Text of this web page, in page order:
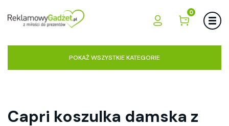
0
POKAŻ WSZYSTKIE KATEGORIE
Capri koszulka damska z